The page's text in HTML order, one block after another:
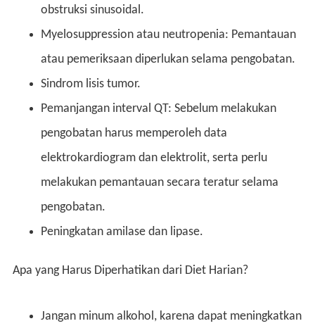
obstruksi sinusoidal.
Myelosuppression atau neutropenia: Pemantauan
atau pemeriksaan diperlukan selama pengobatan.
Sindrom lisis tumor.
Pemanjangan interval QT: Sebelum melakukan
pengobatan harus memperoleh data
elektrokardiogram dan elektrolit, serta perlu
melakukan pemantauan secara teratur selama
pengobatan.
Peningkatan amilase dan lipase.
Apa yang Harus Diperhatikan dari Diet Harian?
Jangan minum alkohol, karena dapat meningkatkan